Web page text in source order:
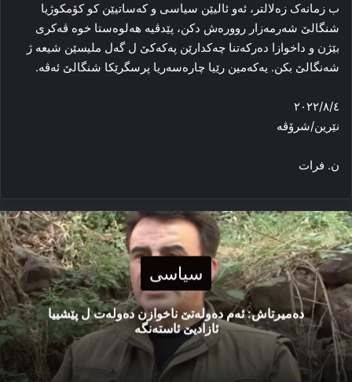
ب زمانه‌ک زه‌لالتر، ئه‌و ئالیێن سیاسی و که‌ساتیێن کو کۆمکوژیا
شنگالێ شەرمەزار روورەش دکن، پێدڤیە هه‌لوه‌ستا خوه‌ ڤه‌کری
بێژن و داخوازا ده‌رکه‌تنا چه‌کدارێن پەکەکێ ل گه‌ل ملیسێن شیعه‌ ژ
شه‌نگالێ بکن. یه‌که‌مین رێیا چاره‌سه‌ریا پرسگرێکا شنگالێ ئه‌ڤه‌.
٢٠٢٢/٨/٤
نێرین/شرۆڤه‌
ن. فرات
سیاسی
دەمیرتاش: ئەم دەولەتێ ناخوازن دەولەت ل پێشییا
ئازادیێ ئاستەنگە